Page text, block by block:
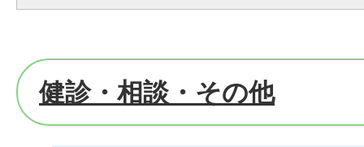
健診・相談・その他